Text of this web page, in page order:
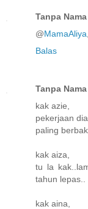
Tanpa Nama
@MamaAliya
Balas
Tanpa Nama
kak azie,
pekerjaan
paling
kak aiza,
tu la
tahun lepas..
kak aina,